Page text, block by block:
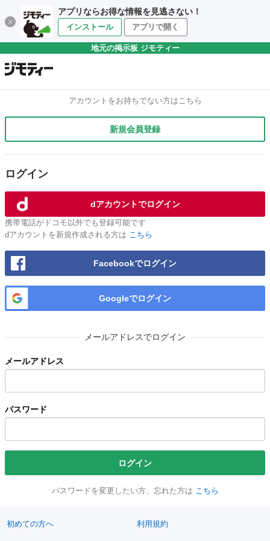
アプリならお得な情報を見逃さない！
インストール アプリで開く
地元の掲示板 ジモティー
アカウントをお持ちでない方はこちら
新規会員登録
ログイン
dアカウントでログイン
携帯電話がドコモ以外でも登録可能です
dアカウントを新規作成される方は こちら
Facebookでログイン
Googleでログイン
メールアドレスでログイン
メールアドレス
パスワード
ログイン
パスワードを変更したい方、忘れた方は こちら
初めての方へ 利用規約